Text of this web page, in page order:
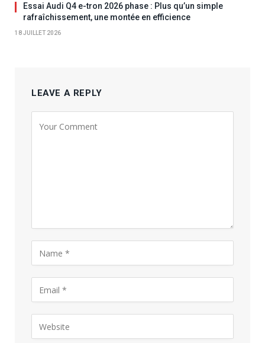
Essai Audi Q4 e-tron 2026 phase : Plus qu’un simple
rafraîchissement, une montée en efficience
18 JUILLET 2026
LEAVE A REPLY